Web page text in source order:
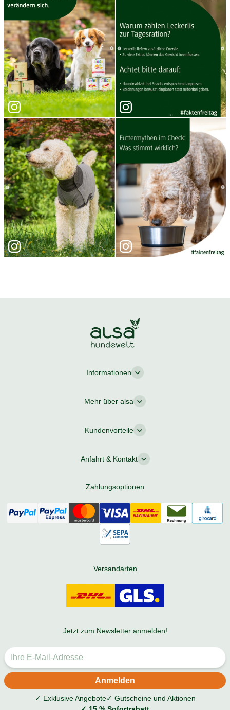
Informationen
Mehr über alsa
Kundenvorteile
Anfahrt & Kontakt
Zahlungsoptionen
Versandarten
Jetzt zum Newsletter anmelden!
✓ Exklusive Angebote✓ Gutscheine und Aktionen